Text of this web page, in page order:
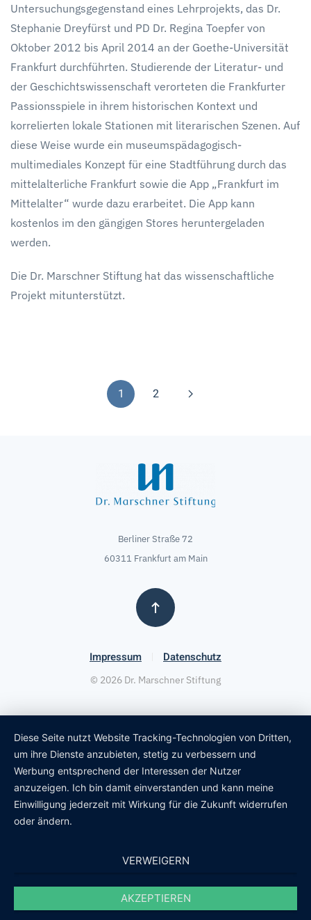
mit
App
Untersuchungsgegenstand eines Lehrprojekts, das Dr.
Stephanie Dreyfürst und PD Dr. Regina Toepfer von
Oktober 2012 bis April 2014 an der Goethe-Universität
Frankfurt durchführten. Studierende der Literatur- und
der Geschichtswissenschaft verorteten die Frankfurter
Passionsspiele in ihrem histori­schen Kontext und
korrelierten lokale Stationen mit literarischen Szenen. Auf
diese Weise wurde ein museumspädagogisch-
multimediales Konzept für eine Stadtführung durch das
mittelalterliche Frankfurt sowie die App „Frankfurt im
Mittelalter“ wurde dazu erarbeitet. Die App kann
kostenlos im den gängigen Stores heruntergeladen
werden.
Die Dr. Marschner Stiftung hat das wissenschaftliche
Projekt mitunterstützt.
1 2
Berliner Straße 72
60311 Frankfurt am Main
Impressum Datenschutz
© 2026 Dr. Marschner Stiftung
Diese Seite nutzt Website Tracking-Technologien von Dritten,
um ihre Dienste anzubieten, stetig zu verbessern und
Werbung entsprechend der Interessen der Nutzer
anzuzeigen. Ich bin damit einverstanden und kann meine
Einwilligung jederzeit mit Wirkung für die Zukunft widerrufen
oder ändern.
VERWEIGERN
AKZEPTIEREN